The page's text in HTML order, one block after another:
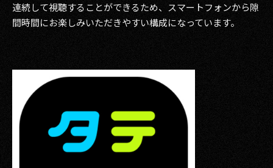
連続して視聴することができるため、スマートフォンから隙
間時間にお楽しみいただきやすい構成になっています。